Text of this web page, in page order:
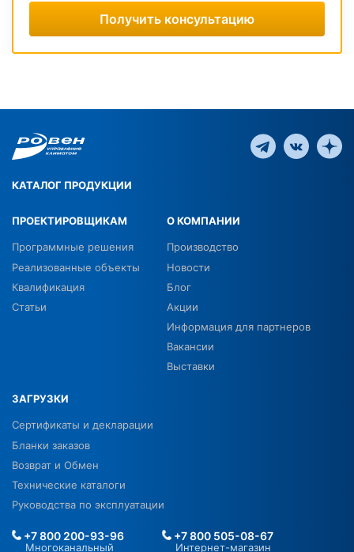
Получить консультацию
КАТАЛОГ ПРОДУКЦИИ
ПРОЕКТИРОВЩИКАМ
Программные решения
Реализованные объекты
Квалификация
Статьи
О КОМПАНИИ
Производство
Новости
Блог
Акции
Информация для партнеров
Вакансии
Выставки
ЗАГРУЗКИ
Сертификаты и декларации
Бланки заказов
Возврат и Обмен
Технические каталоги
Руководства по эксплуатации
+7 800 200-93-96
Многоканальный
+7 800 505-08-67
Интернет-магазин